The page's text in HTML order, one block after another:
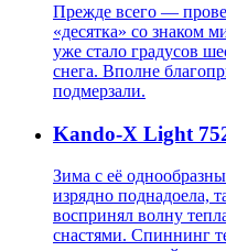
Прежде всего —
«десятка» со знаком
уже стало градусов
снега. Вполне
подмерзали.
Kando-X Light
Зима с её
изрядно поднадоела,
воспринял волну
снастями. Спиннинг